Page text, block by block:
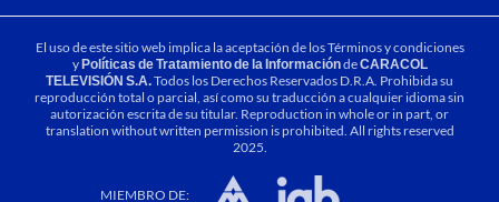
El uso de este sitio web implica la aceptación de losTérminos y condiciones
yPolíticas de Tratamiento de la InformacióndeCARACOL
TELEVISIÓN S.A.Todos los Derechos Reservados D.R.A. Prohibida su
reproducción total o parcial, así como su traducción a cualquier idioma sin
autorización escrita de su titular. Reproduction in whole or in part, or
translation without written permission is prohibited. All rights reserved
2025.
MIEMBRO DE: